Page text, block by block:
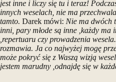
jest inne i liczy się tu i teraz!
innych weselach, nie ma
tamto. Darek mówi: Nie ma dwóch
inni, pary młode są inne ,każdy ma
,repertuaru czy prowadzenia
rozmawia. Ja co najwyżej mogę
może pokryć się z Waszą wizją
jestem marudny ,odnajdę się w